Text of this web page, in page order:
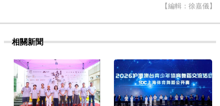
【編輯：徐嘉儀】
相關新聞